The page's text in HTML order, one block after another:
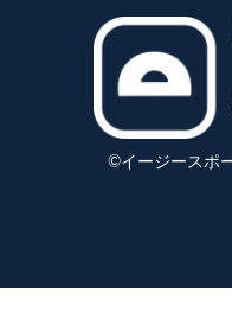
©イージースポ